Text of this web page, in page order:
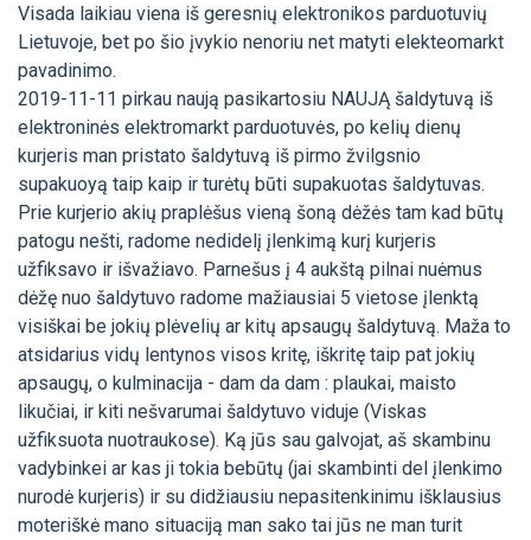
Visada laikiau viena iš geresnių elektronikos parduotuvių
Lietuvoje, bet po šio įvykio nenoriu net matyti elekteomarkt
pavadinimo.
2019-11-11 pirkau naują pasikartosiu NAUJĄ šaldytuvą iš
elektroninės elektromarkt parduotuvės, po kelių dienų
kurjeris man pristato šaldytuvą iš pirmo žvilgsnio
supakuoyą taip kaip ir turėtų būti supakuotas šaldytuvas.
Prie kurjerio akių praplėšus vieną šoną dėžės tam kad būtų
patogu nešti, radome nedidelį įlenkimą kurį kurjeris
užfiksavo ir išvažiavo. Parnešus į 4 aukštą pilnai nuėmus
dėžę nuo šaldytuvo radome mažiausiai 5 vietose įlenktą
visiškai be jokių plėvelių ar kitų apsaugų šaldytuvą. Maža to
atsidarius vidų lentynos visos kritę, iškritę taip pat jokių
apsaugų, o kulminacija - dam da dam : plaukai, maisto
likučiai, ir kiti nešvarumai šaldytuvo viduje (Viskas
užfiksuota nuotraukose). Ką jūs sau galvojat, aš skambinu
vadybinkei ar kas ji tokia bebūtų (jai skambinti del įlenkimo
nurodė kurjeris) ir su didžiausiu nepasitenkinimu išklausius
moteriškė mano situaciją man sako tai jūs ne man turit